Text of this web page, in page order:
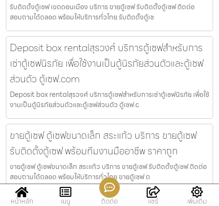
รับติดตั้งตู้เซฟ เขตดอนเมือง บริการ ขายตู้เซฟ รับติดตั้งตู้เซฟ ติดต่อ
สอบถามได้ตลอด พร้อมให้บริการทั่วไทย รับติดตั้งตู้เซ
Deposit box rentalสุรวงศ์ บริการตู้เซฟสำหรับการ
เช่าตู้เซฟนิรภัย เพื่อใช้งานเป็นตู้นิรภัยส่วนตัวและตู้เซฟ
ส่วนตัว ตู้เซฟ.com
Deposit box rentalสุรวงศ์ บริการตู้เซฟสำหรับการเช่าตู้เซฟนิรภัย เพื่อใช้
งานเป็นตู้นิรภัยส่วนตัวและตู้เซฟส่วนตัว ตู้เซฟ.c
ขายตู้เซฟ ตู้เซฟขนาดเล็ก สระแก้ว บริการ ขายตู้เซฟ
รับติดตั้งตู้เซฟ พร้อมทีมงานมืออาชีพ ราคาถูก
ขายตู้เซฟ ตู้เซฟขนาดเล็ก สระแก้ว บริการ ขายตู้เซฟ รับติดตั้งตู้เซฟ ติดต่อ
สอบถามได้ตลอด พร้อมให้บริการทั่วไทย ขายตู้เซฟ ต
หน้าหลัก เมนู ติดต่อ แชร์ เพิ่มเติม